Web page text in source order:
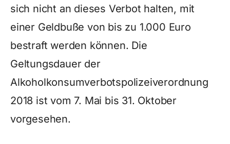
sich nicht an dieses Verbot halten, mit
einer Geldbuße von bis zu 1.000 Euro
bestraft werden können. Die
Geltungsdauer der
Alkoholkonsumverbotspolizeiverordnung
2018 ist vom 7. Mai bis 31. Oktober
vorgesehen.